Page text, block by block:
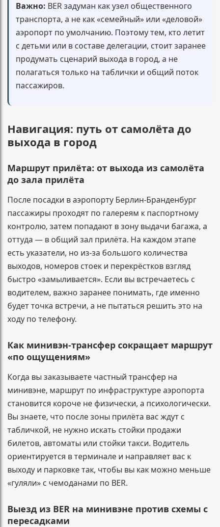
Важно: BER задуман как узел общественного
транспорта, а не как «семейный» или «деловой»
аэропорт по умолчанию. Поэтому тем, кто летит
с детьми или в составе делегации, стоит заранее
продумать сценарий выхода в город, а не
полагаться только на таблички и общий поток
пассажиров.
Навигация: путь от самолёта до
выхода в город
Маршрут прилёта: от выхода из самолёта
до зала прилёта
После посадки в аэропорту Берлин-Бранденбург
пассажиры проходят по галереям к паспортному
контролю, затем попадают в зону выдачи багажа, а
оттуда — в общий зал прилёта. На каждом этапе
есть указатели, но из-за большого количества
выходов, номеров стоек и перекрёстков взгляд
быстро «замыливается». Если вы встречаетесь с
водителем, важно заранее понимать, где именно
будет точка встречи, а не пытаться решить это на
ходу по телефону.
Как минивэн-трансфер сокращает маршрут
«по ощущениям»
Когда вы заказываете частный трансфер на
минивэне, маршрут по инфраструктуре аэропорта
становится короче не физически, а психологически.
Вы знаете, что после зоны прилёта вас ждут с
табличкой, не нужно искать стойки продажи
билетов, автоматы или стойки такси. Водитель
ориентируется в терминале и направляет вас к
выходу и парковке так, чтобы вы как можно меньше
«гуляли» с чемоданами по BER.
Выезд из BER на минивэне против схемы с
пересадками